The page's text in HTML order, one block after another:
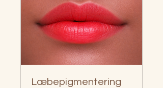
Læbepigmentering